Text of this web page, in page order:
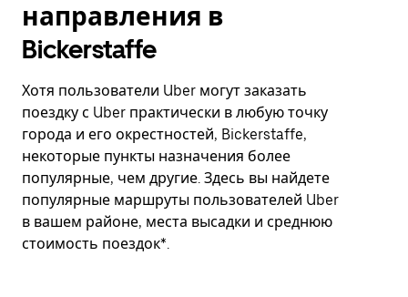
направления в
Bickerstaffe
Хотя пользователи Uber могут заказать
поездку с Uber практически в любую точку
города и его окрестностей, Bickerstaffe,
некоторые пункты назначения более
популярные, чем другие. Здесь вы найдете
популярные маршруты пользователей Uber
в вашем районе, места высадки и среднюю
стоимость поездок*.